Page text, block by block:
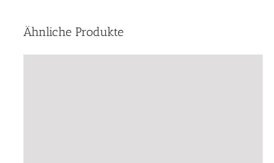
Ähnliche Produkte